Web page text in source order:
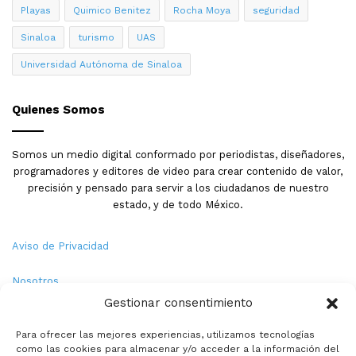
Gestionar consentimiento
Para ofrecer las mejores experiencias, utilizamos tecnologías
como las cookies para almacenar y/o acceder a la información del
significa radiación solar directa sin atenuación,
amplificando tanto temperatura real como sensación
térmica. Cuando hay nubosidad, aunque sea leve, la
intensidad. En días completamente soleados como el
intensidad. Esta es razón por la cual asfalto, arena de
playas, y superficies oscuras alcanzan temperaturas
superficiales extremadamente altas (50-60 grados)
de golpe de calor.
mantenerse hidratado continuamente, no solo cuando
deshidratación). Se recomienda beber agua
Playas Quimico Benitez Rocha Moya seguridad
Sinaloa turismo UAS
Universidad Autónoma de Sinaloa
Quienes Somos
Somos un medio digital conformado por periodistas, diseñadores,
programadores y editores de video para crear contenido de valor,
precisión y pensado para servir a los ciudadanos de nuestro
estado, y de todo México.
Aviso de Privacidad
Nosotros
Política de Cookies